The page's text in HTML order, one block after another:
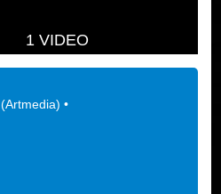
1 VIDEO
(Artmedia)•